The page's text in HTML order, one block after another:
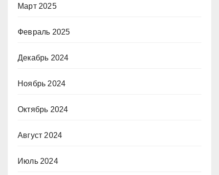
Март 2025
Февраль 2025
Декабрь 2024
Ноябрь 2024
Октябрь 2024
Август 2024
Июль 2024